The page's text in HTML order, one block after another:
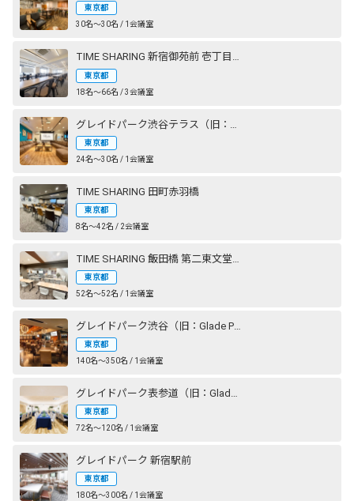
東京都
30名〜30名 / 1会議室
TIME SHARING 新宿御苑前 壱丁目参番館
東京都
18名〜66名 / 3会議室
東京都
24名〜30名 / 1会議室
TIME SHARING 田町赤羽橋
東京都
8名〜42名 / 2会議室
東京都
52名〜52名 / 1会議室
東京都
140名〜350名 / 1会議室
東京都
72名〜120名 / 1会議室
グレイドパーク 新宿駅前
東京都
180名〜300名 / 1会議室